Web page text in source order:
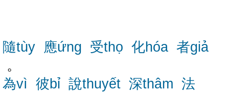
隨tùy 應ứng 受thọ 化hóa 者giả
。
為vì 彼bỉ 說thuyết 深thâm 法